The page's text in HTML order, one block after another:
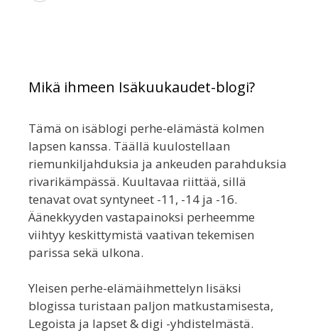
Mikä ihmeen Isäkuukaudet-blogi?
Tämä on isäblogi perhe-elämästä kolmen
lapsen kanssa. Täällä kuulostellaan
riemunkiljahduksia ja ankeuden parahduksia
rivarikämpässä. Kuultavaa riittää, sillä
tenavat ovat syntyneet -11, -14 ja -16.
Äänekkyyden vastapainoksi perheemme
viihtyy keskittymistä vaativan tekemisen
parissa sekä ulkona.
Yleisen perhe-elämäihmettelyn lisäksi
blogissa turistaan paljon matkustamisesta,
Legoista ja lapset & digi -yhdistelmästä.